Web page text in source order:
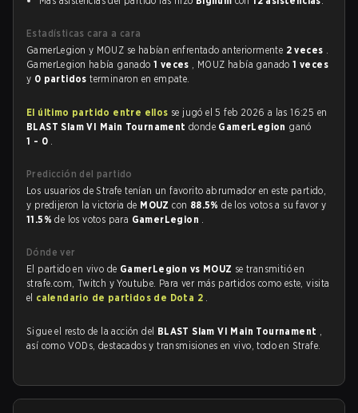
Estadísticas cara a cara
GamerLegion y MOUZ se habían enfrentado anteriormente 2 veces .
GamerLegion había ganado 1 veces , MOUZ había ganado1 veces
y 0 partidosterminaron en empate.
El último partido entre ellos se jugó el 5 feb 2026 a las 16:25 en
BLAST Slam VI Main Tournament donde GamerLegion ganó
1 - 0 .
Predicción del partido
Los usuarios de Strafe tenían un favorito abrumador en este partido,
y predijeron la victoria de MOUZcon 88.5%de los votos a su favor y
11.5%de los votos para GamerLegion .
Dónde ver
El partido en vivo de GamerLegion vs MOUZ se transmitió en
strafe.com, Twitch y Youtube. Para ver más partidos como este, visita
el calendario de partidos de Dota 2 .
Sigue el resto de la acción del BLAST Slam VI Main Tournament ,
así como VODs, destacados y transmisiones en vivo, todo en Strafe.